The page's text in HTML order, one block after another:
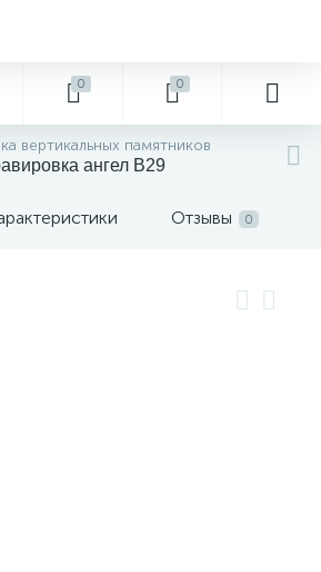
0 0
вертикальных памятников
ангел В29
Отзывы 0